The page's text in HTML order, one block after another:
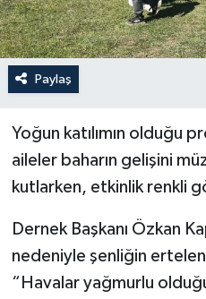
Paylaş
Yoğun katılımın olduğu
aileler baharın gelişini
kutlarken, etkinlik renkli
Dernek Başkanı Özkan
nedeniyle şenliğin
“Havalar yağmurlu